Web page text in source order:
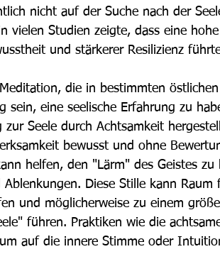
nicht auf der Suche nach der
vielen Studien zeigte, dass eine
und stärkerer Resilizienz
die in bestimmten
sein, eine seelische Erfahrung zu
Seele durch Achtsamkeit
bewusst und ohne
helfen, den "Lärm" des Geistes zu
Diese Stille kann Raum
und möglicherweise zu einem
führen. Praktiken wie die
auf die innere Stimme oder